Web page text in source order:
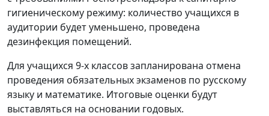
гигиеническому режиму: количество учащихся в
аудитории будет уменьшено, проведена
дезинфекция помещений.
Для учащихся 9-х классов запланирована отмена
проведения обязательных экзаменов по русскому
языку и математике. Итоговые оценки будут
выставляться на основании годовых.